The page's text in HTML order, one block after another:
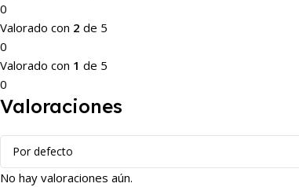
0
Valorado con 2 de 5
0
Valorado con 1 de 5
0
Valoraciones
No hay valoraciones aún.